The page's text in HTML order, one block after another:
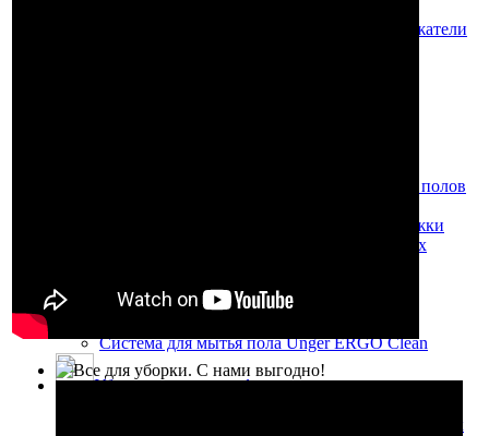
Предупреждающие таблички и знаки, держатели
Химические средства для обработки полов
Уборочные и многофункциональные тележки
Уборочные тележки, ведра на колесах
Дополнительная комплектация
Система для мытья пола Unger ERGO Clean
Уборочные и многофункциональные тележки
Одноведерные тележки и ведра на колесах